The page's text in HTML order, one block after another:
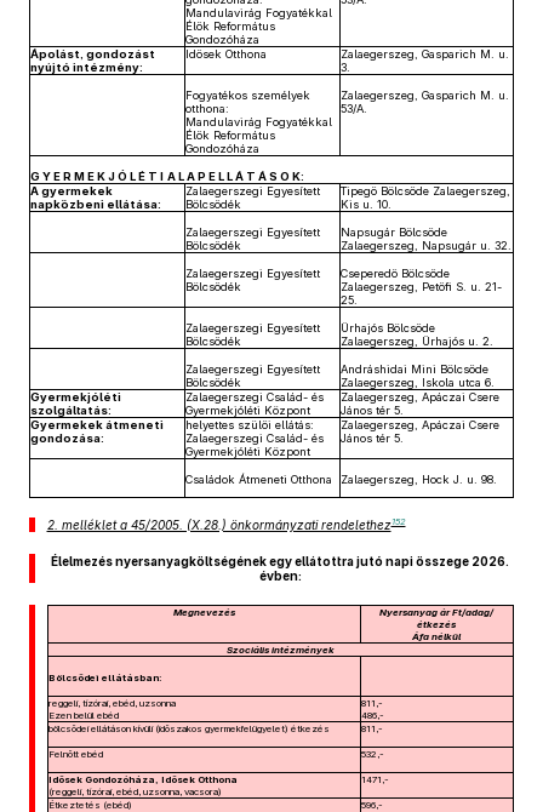
Mandulavirág Fogyatékkal
Élők Református
Gondozóháza
Ápolást, gondozást
nyújtó intézmény:
Idősek Otthona
Zalaegerszeg, Gasparich M. u.
3.
Fogyatékos személyek
otthona:
Mandulavirág Fogyatékkal
Élők Református
Gondozóháza
Zalaegerszeg, Gasparich M. u.
53/A.
G Y E R M E K J Ó L É T I A L A P E L L Á T Á S O K:
A gyermekek
napközbeni ellátása:
Zalaegerszegi Egyesített
Bölcsődék
Tipegő Bölcsőde Zalaegerszeg,
Kis u. 10.
Zalaegerszegi Egyesített
Bölcsődék
Napsugár Bölcsőde
Zalaegerszeg, Napsugár u. 32.
Zalaegerszegi Egyesített
Bölcsődék
Cseperedő Bölcsőde
Zalaegerszeg, Petőfi S. u. 21-
25.
Zalaegerszegi Egyesített
Bölcsődék
Űrhajós Bölcsőde
Zalaegerszeg, Űrhajós u. 2.
Zalaegerszegi Egyesített
Bölcsődék
Andráshidai Mini Bölcsőde
Zalaegerszeg, Iskola utca 6.
Gyermekjóléti
szolgáltatás:
Zalaegerszegi Család- és
Gyermekjóléti Központ
Zalaegerszeg, Apáczai Csere
János tér 5.
Gyermekek átmeneti
gondozása:
helyettes szülői ellátás:
Zalaegerszegi Család- és
Gyermekjóléti Központ
Zalaegerszeg, Apáczai Csere
János tér 5.
Családok Átmeneti Otthona Zalaegerszeg, Hock J. u. 98.
2. melléklet a 45/2005. (X.28.) önkormányzati rendelethez152
Élelmezés nyersanyagköltségének egy ellátottra jutó napi összege 2026.
évben:
Megnevezés
Nyersanyag ár Ft/adag/
étkezés
Áfa nélkül
Szociális intézmények
Bölcsődei ellátásban:
reggeli, tízórai, ebéd, uzsonna
Ezen belül ebéd
811,-
486,-
bölcsődei ellátáson kívüli (időszakos gyermekfelügyelet) étkezés
811,-
Felnőtt ebéd 532,-
Idősek Gondozóháza, Idősek Otthona
(reggeli, tízórai, ebéd, uzsonna, vacsora)
1471,-
Étkeztetés (ebéd) 596,-